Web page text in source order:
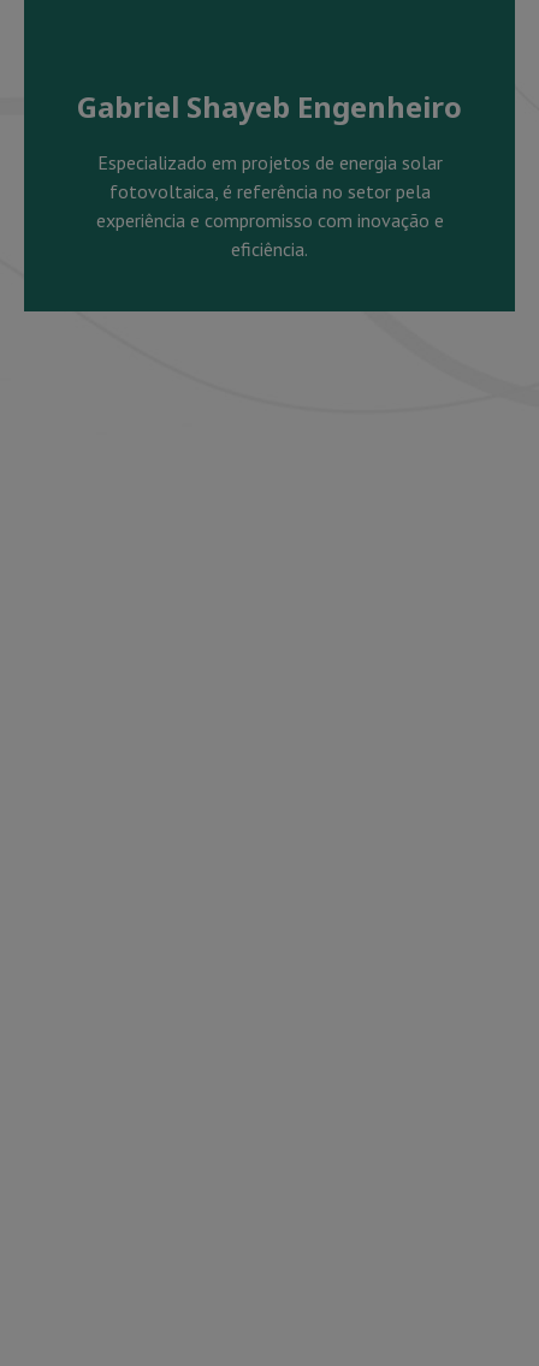
Gabriel Shayeb Engenheiro
Especializado em projetos de energia solar
fotovoltaica, é referência no setor pela
experiência e compromisso com inovação e
eficiência.